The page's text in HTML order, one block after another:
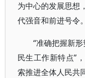
为中心的发展思想
代强音和前进号令。
“准确把握新
民生工作新特点”
索推进全体人民共